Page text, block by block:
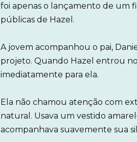
foi apenas o lançamento de um
públicas de Hazel.
A jovem acompanhou o pai,
projeto. Quando Hazel entrou
imediatamente para ela.
Ela não chamou atenção com
natural. Usava um vestido
acompanhava suavemente sua